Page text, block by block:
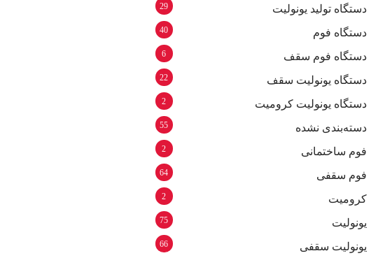
دستگاه تولید یونولیت 29
دستگاه فوم 40
دستگاه فوم سقف 6
دستگاه یونولیت سقف 22
دستگاه یونولیت کرومیت 2
دسته‌بندی نشده 55
فوم ساختمانی 2
فوم سقفی 64
کرومیت 2
یونولیت 75
یونولیت سقفی 66